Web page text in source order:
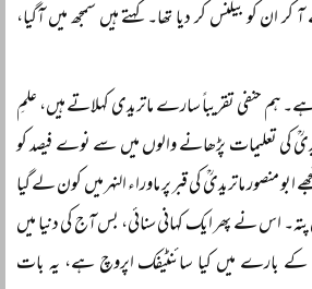
ان کو بیلنس کر دیا تھا۔ کہتے ہیں سمجھ میں آگیا،
ہم حنفی تقریباً‌ سارے ماتریدی کہلاتے ہیں، علمِ
کی تعلیمات پڑھانے والوں میں سے نوے فیصد کو
ابو منصور ماتریدیؒ کی قبر پر ماوراء النہر میں کون لے گیا
اس نے پھر ایک کہانی سنائی، بس آج کی دنیا میں
بارے میں کیا سائنٹیفک اپروچ ہے، یہ بات